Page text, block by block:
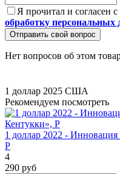
Я прочитал и согласен
обработку персональных
Отправить свой вопрос
Нет вопросов об этом
1 доллар 2025 США
Рекомендуем посмотреть
1 доллар 2022 -
P
4
290 руб